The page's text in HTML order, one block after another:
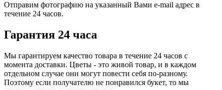
Отправим фотографию на указанный Вами e-mail адрес в
течение 24 часов.
Гарантия 24 часа
Мы гарантируем качество товара в течение 24 часов с
момента доставки. Цветы - это живой товар, и в каждом
отдельном случае они могут повести себя по-разному.
Поэтому если получателю не понравился букет, то мы